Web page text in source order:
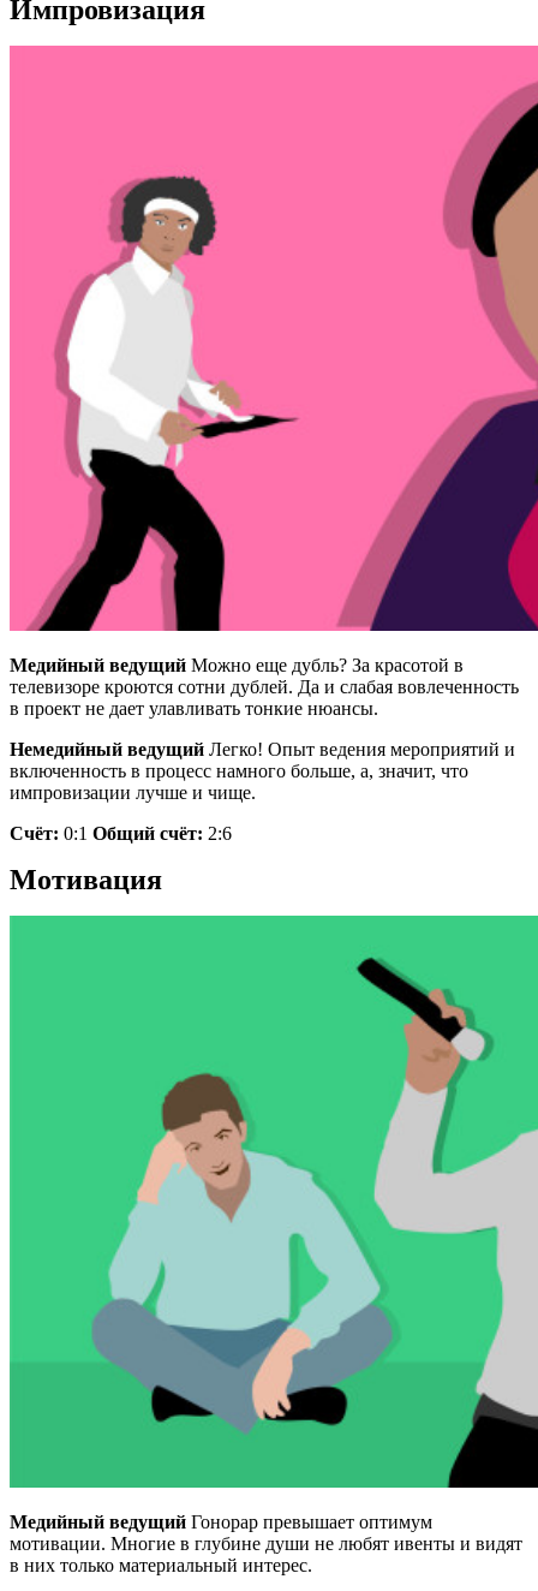
Импровизация
Медийный ведущий Можно еще дубль? За красотой в
телевизоре кроются сотни дублей. Да и слабая вовлеченность
в проект не дает улавливать тонкие нюансы.
Немедийный ведущий Легко! Опыт ведения мероприятий и
включенность в процесс намного больше, а, значит, что
импровизации лучше и чище.
Счёт: 0:1 Общий счёт: 2:6
Мотивация
Медийный ведущий Гонорар превышает оптимум
мотивации. Многие в глубине души не любят ивенты и видят
в них только материальный интерес.